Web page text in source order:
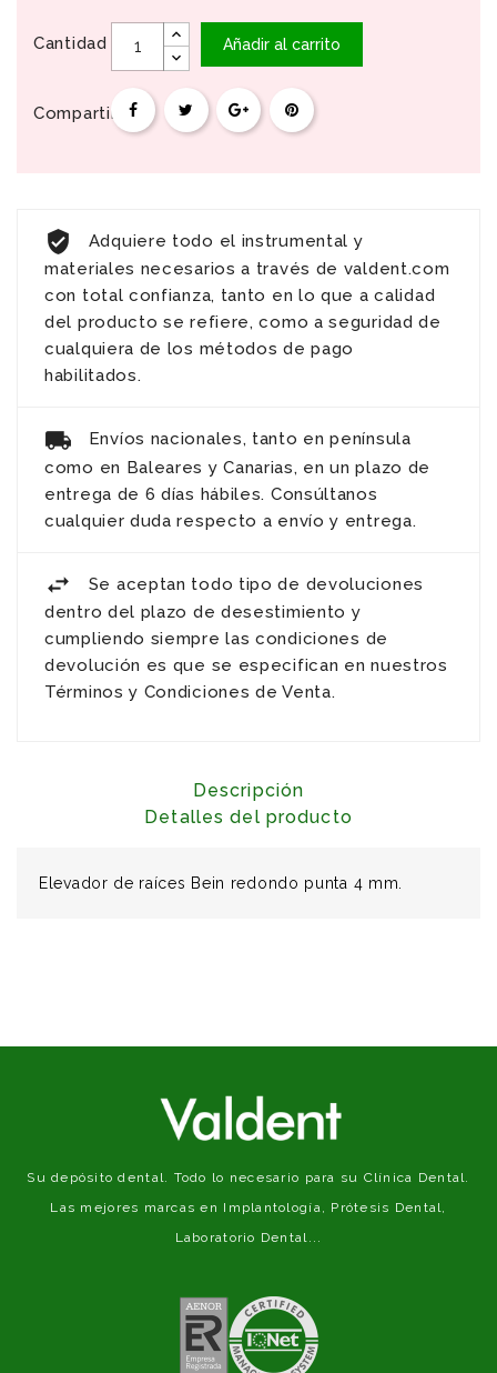
Cantidad Añadir al carrito
Compartir
Adquiere todo el instrumental y
materiales necesarios a través de valdent.com
con total confianza, tanto en lo que a calidad
del producto se refiere, como a seguridad de
cualquiera de los métodos de pago
habilitados.
Envíos nacionales, tanto en península
como en Baleares y Canarias, en un plazo de
entrega de 6 días hábiles. Consúltanos
cualquier duda respecto a envío y entrega.
Se aceptan todo tipo de devoluciones
dentro del plazo de desestimiento y
cumpliendo siempre las condiciones de
devolución es que se especifican en nuestros
Términos y Condiciones de Venta.
Descripción
Detalles del producto
Elevador de raíces Bein redondo punta 4 mm.
Su depósito dental. Todo lo necesario para su Clínica Dental.
Las mejores marcas en Implantología, Prótesis Dental,
Laboratorio Dental...